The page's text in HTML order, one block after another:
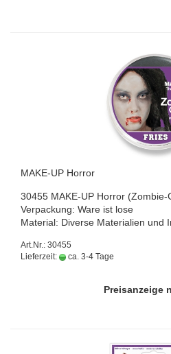
MAKE-​UP Hor­ror
30455 MAKE-​UP Hor­ror (Zombie-​
Ver­pa­ckung: Ware ist lose
Ma­te­ri­al: Di­ver­se Ma­te­ria­li­en und
Art.Nr.: 30455
Lieferzeit:
ca. 3-4 Tage
Preisanzeige